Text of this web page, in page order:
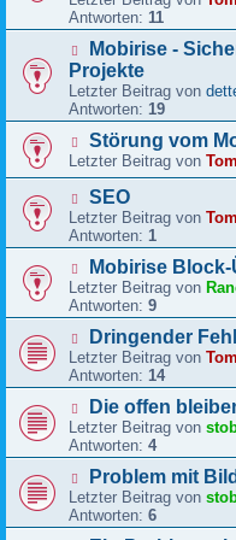
Antworten: 11
Mobirise -
Projekte
Letzter Beitrag von
Antworten: 19
Störung vom
Letzter Beitrag von
SEO
Letzter Beitrag von
Antworten: 1
Mobirise
Letzter Beitrag von
Antworten: 9
Dringender
Letzter Beitrag von
Antworten: 14
Die offen
Letzter Beitrag von
Antworten: 4
Problem mit
Letzter Beitrag von
Antworten: 6